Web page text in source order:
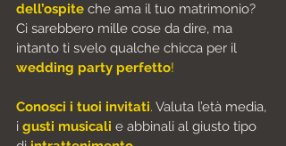
dell’ospite che ama il tuo matrimonio?
Ci sarebbero mille cose da dire, ma
intanto ti svelo qualche chicca per il
wedding party perfetto!
Conosci i tuoi invitati. Valuta l’età media,
i gusti musicali e abbinali al giusto tipo